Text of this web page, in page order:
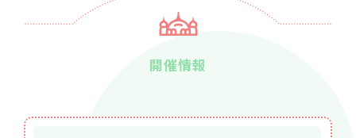
開催情報